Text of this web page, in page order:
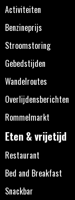
Activiteiten
Benzineprijs
Stroomstoring
Gebedstijden
Wandelroutes
Overlijdensberichten
Rommelmarkt
Eten & vrijetijd
Restaurant
Bed and Breakfast
Snackbar